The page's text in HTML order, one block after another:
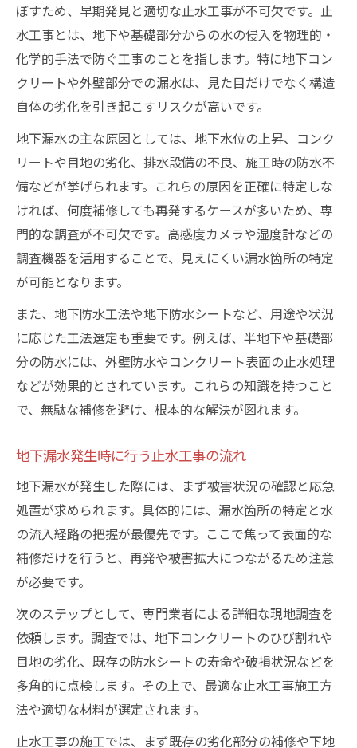
ぼすため、早期発見と適切な止水工事が不可欠です。止
水工事とは、地下や基礎部分からの水の侵入を物理的・
化学的手法で防ぐ工事のことを指します。特に地下コン
クリートや外壁部分での漏水は、見た目だけでなく構造
自体の劣化を引き起こすリスクが高いです。
地下漏水の主な原因としては、地下水位の上昇、コンク
リートや目地の劣化、排水設備の不良、施工時の防水不
備などが挙げられます。これらの原因を正確に特定しな
ければ、何度補修しても再発するケースが多いため、専
門的な調査が不可欠です。高感度カメラや湿度計などの
調査機器を活用することで、見えにくい漏水箇所の特定
が可能となります。
また、地下防水工法や地下防水シートなど、用途や状況
に応じた工法選定も重要です。例えば、半地下や基礎部
分の防水には、外壁防水やコンクリート表面の止水処理
などが効果的とされています。これらの知識を持つこと
で、無駄な補修を避け、根本的な解決が図れます。
地下漏水発生時に行う止水工事の流れ
地下漏水が発生した際には、まず被害状況の確認と応急
処置が求められます。具体的には、漏水箇所の特定と水
の流入経路の把握が最優先です。ここで焦って表面的な
補修だけを行うと、再発や被害拡大につながるため注意
が必要です。
次のステップとして、専門業者による詳細な現地調査を
依頼します。調査では、地下コンクリートのひび割れや
目地の劣化、既存の防水シートの寿命や破損状況などを
多角的に点検します。その上で、最適な止水工事施工方
法や適切な材料が選定されます。
止水工事の施工では、まず既存の劣化部分の補修や下地